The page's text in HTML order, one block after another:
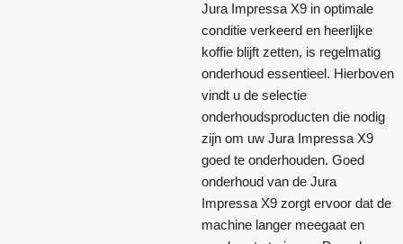
Jura Impressa X9 in optimale
conditie verkeerd en heerlijke
koffie blijft zetten, is regelmatig
onderhoud essentieel. Hierboven
vindt u de selectie
onderhoudsproducten die nodig
zijn om uw Jura Impressa X9
goed te onderhouden. Goed
onderhoud van de Jura
Impressa X9 zorgt ervoor dat de
machine langer meegaat en